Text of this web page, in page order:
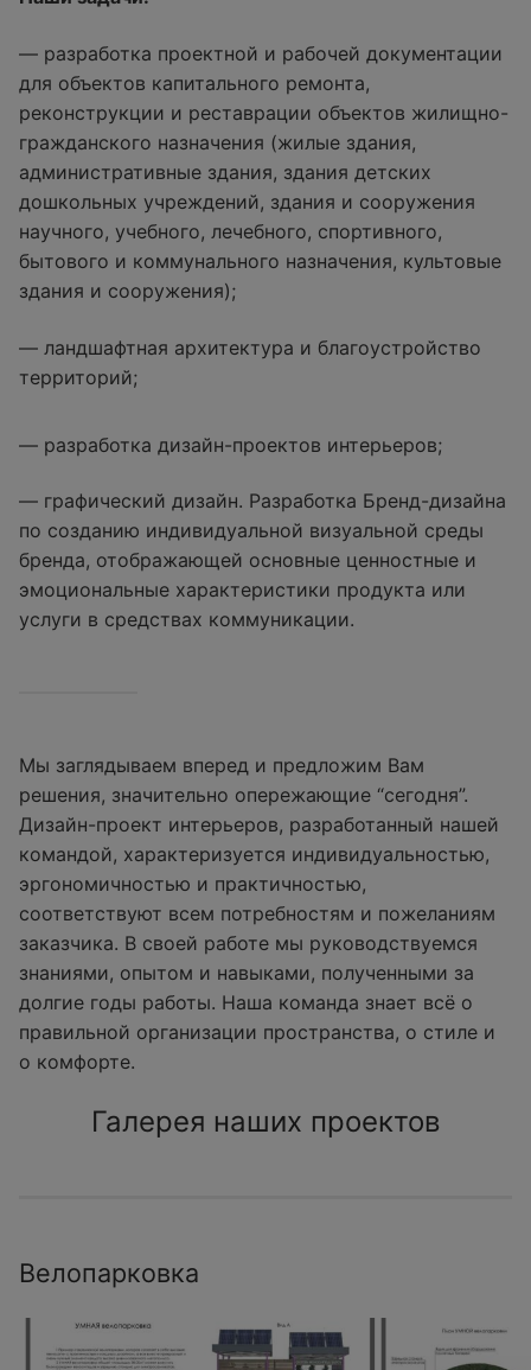
— разработка проектной и рабочей документации
для объектов капитального ремонта,
реконструкции и реставрации объектов жилищно-
гражданского назначения (жилые здания,
административные здания, здания детских
дошкольных учреждений, здания и сооружения
научного, учебного, лечебного, спортивного,
бытового и коммунального назначения, культовые
здания и сооружения);
— ландшафтная архитектура и благоустройство
территорий;
— разработка дизайн-проектов интерьеров;
— графический дизайн. Разработка Бренд-дизайна
по созданию индивидуальной визуальной среды
бренда, отображающей основные ценностные и
эмоциональные характеристики продукта или
услуги в средствах коммуникации.
Мы заглядываем вперед и предложим Вам
решения, значительно опережающие “сегодня”.
Дизайн-проект интерьеров, разработанный нашей
командой, характеризуется индивидуальностью,
эргономичностью и практичностью,
соответствуют всем потребностям и пожеланиям
заказчика. В своей работе мы руководствуемся
знаниями, опытом и навыками, полученными за
долгие годы работы. Наша команда знает всё о
правильной организации пространства, о стиле и
о комфорте.
Галерея наших проектов
Велопарковка